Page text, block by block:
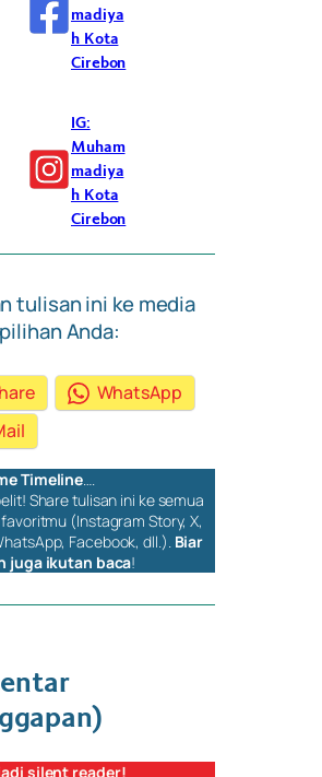
madiya
h Kota
Cirebon
IG:
Muham
madiya
h Kota
Cirebon
tulisan ini ke media
Anda:
WhatsApp
Timeline….
Sharetulisan ini ke semua
(Instagram Story, X,
Facebook, dll.). Biar
juga ikutan baca!
silent reader!